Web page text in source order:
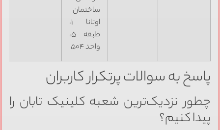
ساختمان
اوتانا ۱،
طبقه ۵،
واحد ۵۰۴
پاسخ به سوالات پرتکرار کاربران
چطور نزدیک‌ترین شعبه کلینیک تابان را
پیدا کنیم؟